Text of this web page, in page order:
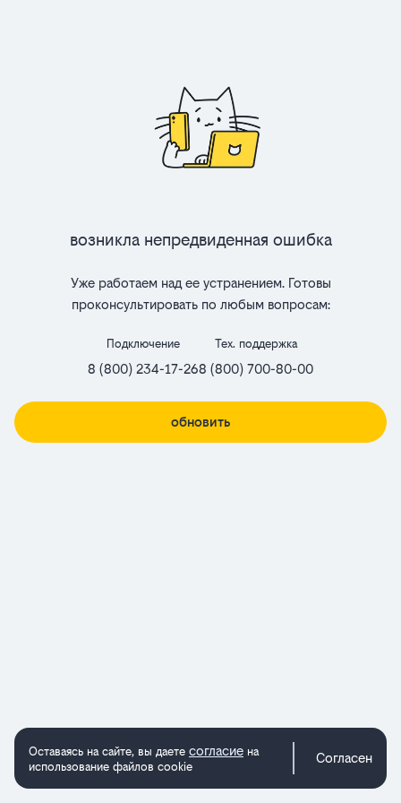
Возникла непредвиденная ошибка
Уже работаем над ее устранением. Готовы
проконсультировать по любым вопросам:
Подключение
8 (800) 234-17-26
Тех. поддержка
8 (800) 700-80-00
обновить
Оставаясь на сайте, вы даете согласие на
использование файлов cookie
Согласен